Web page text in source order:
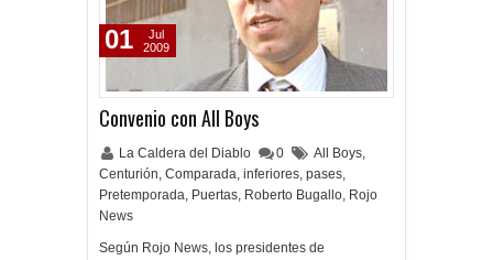
Convenio con All Boys
La Caldera del Diablo 0 All Boys,
Centurión, Comparada, inferiores, pases,
Pretemporada, Puertas, Roberto Bugallo, Rojo
News
Según Rojo News, los presidentes de
01
Jul
2009